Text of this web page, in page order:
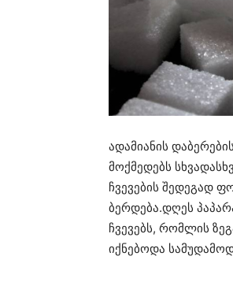
ადამიანის
მოქმედებს
ჩვევების შედეგად
ბერდება.დღეს
ჩვევებს, რომლის
იქნებოდა